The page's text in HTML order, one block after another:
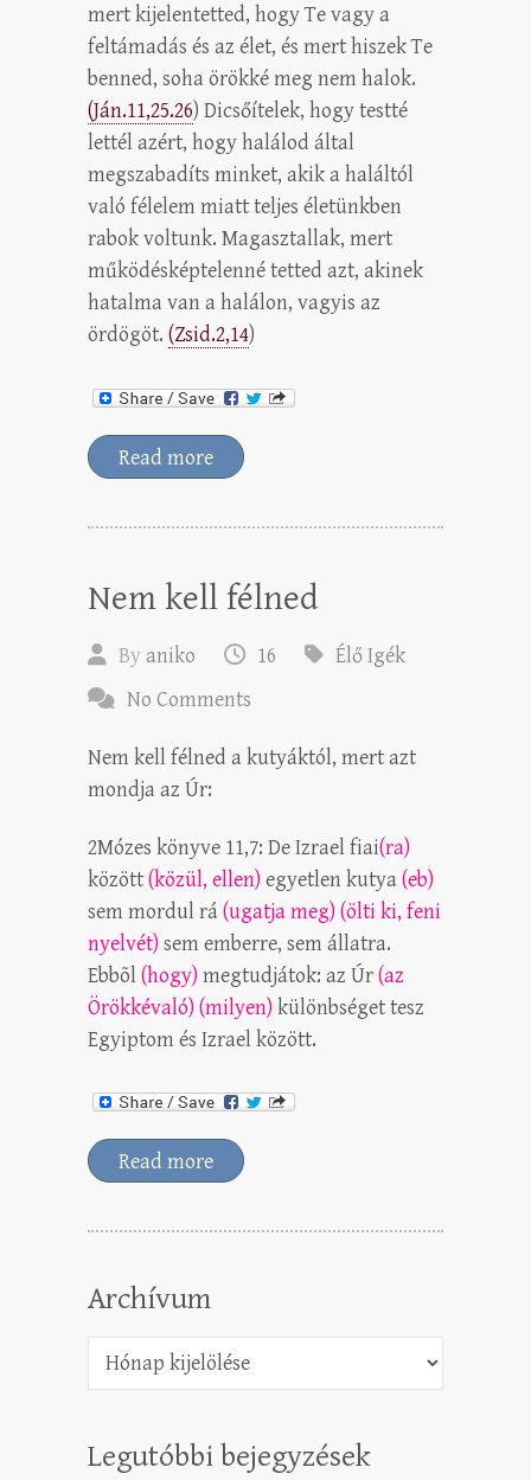
mert kijelentetted, hogy Te vagy a
feltámadás és az élet, és mert hiszek Te
benned, soha örökké meg nem halok.
(Ján.11,25.26) Dicsőítelek, hogy testté
lettél azért, hogy halálod által
megszabadíts minket, akik a haláltól
való félelem miatt teljes életünkben
rabok voltunk. Magasztallak, mert
működésképtelenné tetted azt, akinek
hatalma van a halálon, vagyis az
ördögöt. (Zsid.2,14)
Read more
Nem kell félned
By aniko 16
Élő Igék
No Comments
Nem kell félned a kutyáktól, mert azt
mondja az Úr:
2Mózes könyve 11,7: De Izrael fiai(ra)
között(közül, ellen) egyetlen kutya (eb)
sem mordul rá (ugatja meg) (ölti ki, feni
nyelvét) sem emberre, sem állatra.
Ebbõl(hogy) megtudjátok: az Úr(az
Örökkévaló) (milyen) különbséget tesz
Egyiptom és Izrael között.
Read more
Archívum
Archívum
Legutóbbi bejegyzések